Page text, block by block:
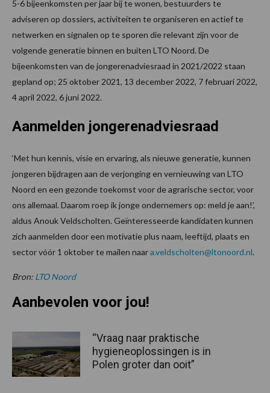
5-6 bijeenkomsten per jaar bij te wonen, bestuurders te
adviseren op dossiers, activiteiten te organiseren en actief te
netwerken en signalen op te sporen die relevant zijn voor de
volgende generatie binnen en buiten LTO Noord. De
bijeenkomsten van de jongerenadviesraad in 2021/2022 staan
gepland op; 25 oktober 2021, 13 december 2022, 7 februari 2022,
4 april 2022, 6 juni 2022.
Aanmelden jongerenadviesraad
‘Met hun kennis, visie en ervaring, als nieuwe generatie, kunnen
jongeren bijdragen aan de verjonging en vernieuwing van LTO
Noord en een gezonde toekomst voor de agrarische sector, voor
ons allemaal. Daarom roep ik jonge ondernemers op: meld je aan!’,
aldus Anouk Veldscholten. Geïnteresseerde kandidaten kunnen
zich aanmelden door een motivatie plus naam, leeftijd, plaats en
sector vóór 1 oktober te mailen naara.veldscholten@ltonoord.nl.
Bron: LTO Noord
Aanbevolen voor jou!
“Vraag naar praktische
hygieneoplossingen is in
Polen groter dan ooit”